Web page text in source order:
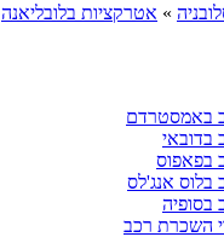
» אטרקציות בלובליאנה
באמסטרדם
בפאפוס
אנג'לס
השכרת רכב